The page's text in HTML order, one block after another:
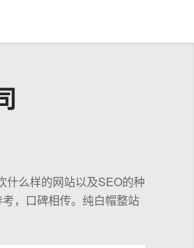
什么样的网站以及SEO的种
，口碑相传。纯白帽整站